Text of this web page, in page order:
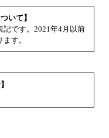
いて】
です。2021年4月以前
す。